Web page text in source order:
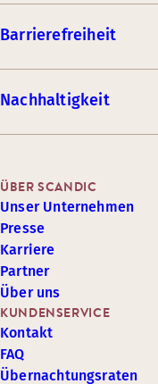
Barrierefreiheit
Nachhaltigkeit
KUNDENSERVICE
Kontakt
FAQ
Übernachtungsraten
ÜBER SCANDIC
Unser Unternehmen
Presse
Karriere
Partner
Über uns